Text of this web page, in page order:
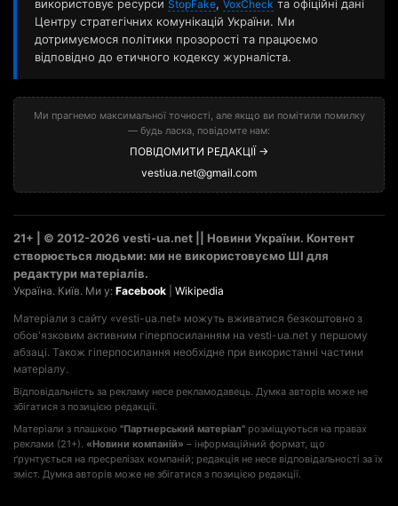
використовує ресурси StopFake, VoxCheck та офіційні дані
Центру стратегічних комунікацій України. Ми
дотримуємося політики прозорості та працюємо
відповідно до етичного кодексу журналіста.
Ми прагнемо максимальної точності, але якщо ви помітили помилку
— будь ласка, повідомте нам:
ПОВІДОМИТИ РЕДАКЦІЇ →
vestiua.net@gmail.com
21+ | © 2012-2026 vesti-ua.net || Новини України. Контент
створюється людьми: ми не використовуємо ШІ для
редактури матеріалів.
Україна. Київ. Ми у: Facebook Wikipedia
Матеріали з сайту «vesti-ua.net» можуть вживатися безкоштовно з
обов'язковим активним гіперпосиланням на vesti-ua.net у першому
абзаці. Також гіперпосилання необхідне при використанні частини
матеріалу.
Відповідальність за рекламу несе рекламодавець. Думка авторів може не
збігатися з позицією редакції.
Матеріали з плашкою "Партнерський матеріал" розміщуються на правах
реклами (21+). «Новини компаній» – інформаційний формат, що
ґрунтується на пресрелізах компаній; редакція не несе відповідальності за їх
зміст. Думка авторів може не збігатися з позицією редакції.